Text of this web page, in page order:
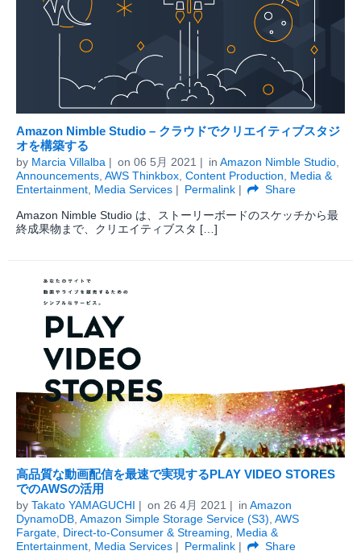
Amazon Nimble Studio – クラウドでクリエイティブスタジ
オを構築する
by Marcia Villalba on 06 5月 2021 in Amazon Nimble Studio,
Announcements AWS Thinkbox Content Production
Media &
Entertainment Media Services Permalink
Share
Amazon Nimble Studio は、ストーリーボードのスケッチから最
終成果物まで、クリエイティブスタ […]
高品質な動画配信を最速で実現するPLAY VIDEO STORES
でのAWSの活用
by Takato YAMAGUCHI on 26 4月 2021 in Amazon
DynamoDB, Amazon Simple Storage Service (S3), AWS
Fargate, Direct-to-Consumer & Streaming, Media &
Entertainment, Media Services Permalink
Share